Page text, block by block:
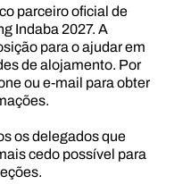
parceiro oficial de
Indaba 2027. A
para o ajudar em
de alojamento. Por
ou e-mail para obter
os delegados que
cedo possível para